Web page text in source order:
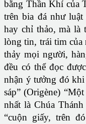
bằng Thần Khí của
trên bia đá như
hay chỉ thảo, mà là
lòng tin, trái tim của
thảy mọi người,
đều có thể đọc
nhận ý tưởng đó
sáp” (Origène)
nhất là Chúa
“cuộn giấy, trên